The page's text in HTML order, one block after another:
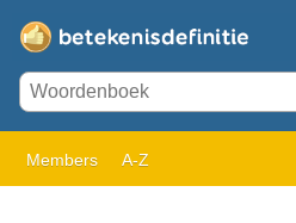
Members A-Z